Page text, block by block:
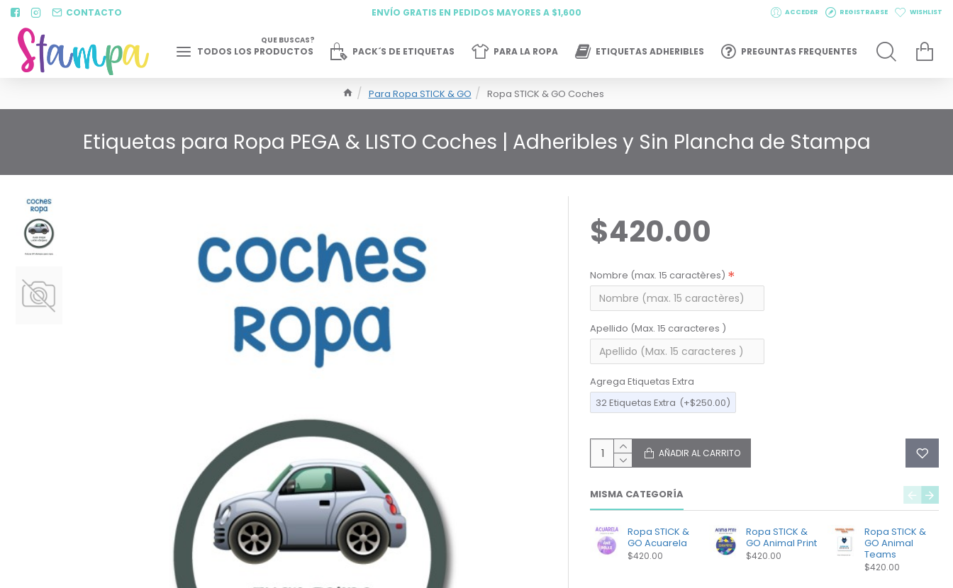
CONTACTO ENVÍO GRATIS EN PEDIDOS MAYORES A $1,600 ACCEDER REGISTRARSE WISHLIST
TODOS LOS PRODUCTOS
QUE BUSCAS?
PACK´S DE ETIQUETAS PARA LA ROPA ETIQUETAS ADHERIBLES PREGUNTAS FREQUENTES
Para Ropa STICK & GO Ropa STICK & GO Coches
Etiquetas para Ropa PEGA & LISTO Coches | Adheribles y Sin Plancha de Stampa
$420.00
Nombre (max. 15 caractères)
Apellido (Max. 15 caracteres )
Agrega Etiquetas Extra
32 Etiquetas Extra (+$250.00)
AÑADIR AL CARRITO
MISMA CATEGORÍA
Ropa STICK &
GO Acuarela
$420.00
Ropa STICK &
GO Animal Print
$420.00
Ropa STICK &
GO Animal
Teams
$420.00